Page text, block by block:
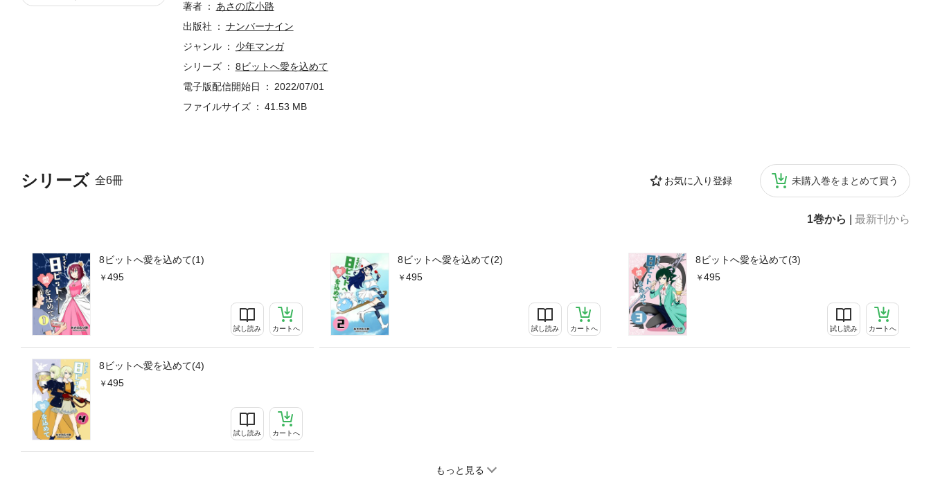
シリーズ 全6冊 お気に入り登録 未購入巻をまとめて買う
1巻から 最新刊から
8ビットへ愛を込めて(1)
495
試し読み カートへ
8ビットへ愛を込めて(2)
495
試し読み カートへ
8ビットへ愛を込めて(3)
495
試し読み カートへ
8ビットへ愛を込めて(4)
495
試し読み カートへ
もっと見る
著者
あさの広小路
出版社
ナンバーナイン
ジャンル
少年マンガ
シリーズ
8ビットへ愛を込めて
電子版配信開始日
2022/07/01
ファイルサイズ
41.53 MB